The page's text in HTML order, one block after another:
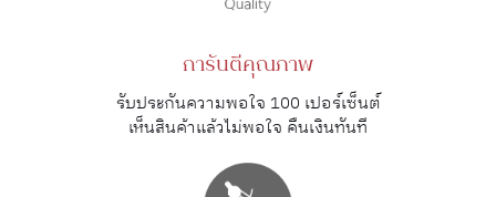
การันตีคุณภาพ
รับประกันความพอใจ 100 เปอร์เซ็นต์
เห็นสินค้าแล้วไม่พอใจ คืนเงินทันที